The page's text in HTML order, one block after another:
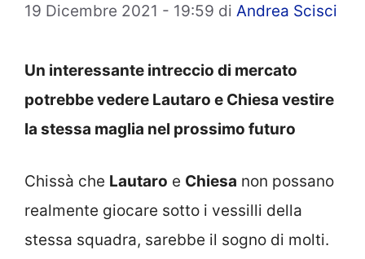
19 Dicembre 2021 - 19:59 di Andrea Scisci
Un interessante intreccio di mercato
potrebbe vedere Lautaro e Chiesa vestire
la stessa maglia nel prossimo futuro
Chissà che Lautaro e Chiesa non possano
realmente giocare sotto i vessilli della
stessa squadra, sarebbe il sogno di molti.